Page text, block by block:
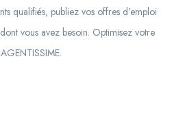
qualifiés, publiez vos offres d’emploi
vous avez besoin. Optimisez votre